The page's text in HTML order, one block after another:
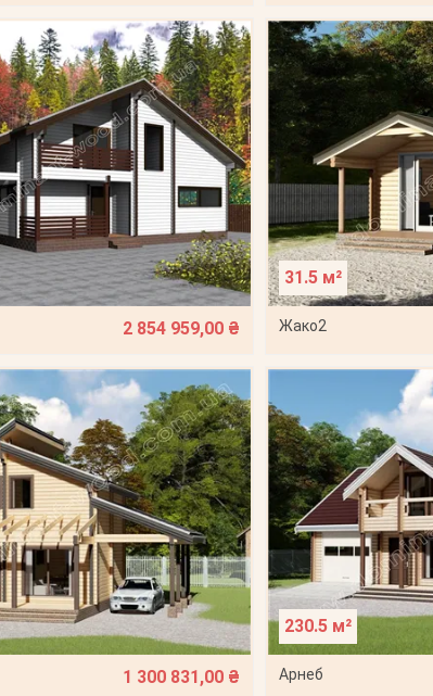
2 854 959,00 ₴
31.5 м²
Жако2
1 300 831,00 ₴
230.5 м²
Арнеб